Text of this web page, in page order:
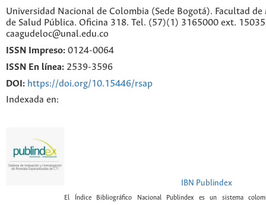
Universidad Nacional de Colombia (Sede Bogotá). Facultad
de Salud Pública. Oficina 318. Tel. (57)(1) 3165000 ext.
caagudeloc@unal.edu.co
ISSN Impreso: 0124-0064
ISSN En línea: 2539-3596
DOI: https://doi.org/10.15446/rsap
Indexada en:
IBN Publindex
El Índice Bibliográfico Nacional Publindex es un sistema